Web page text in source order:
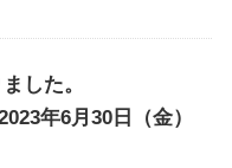
した。
年6月30日（金）